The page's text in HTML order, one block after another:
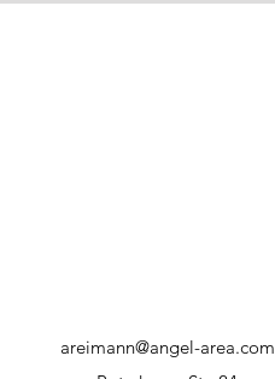
areimann@angel-area.com